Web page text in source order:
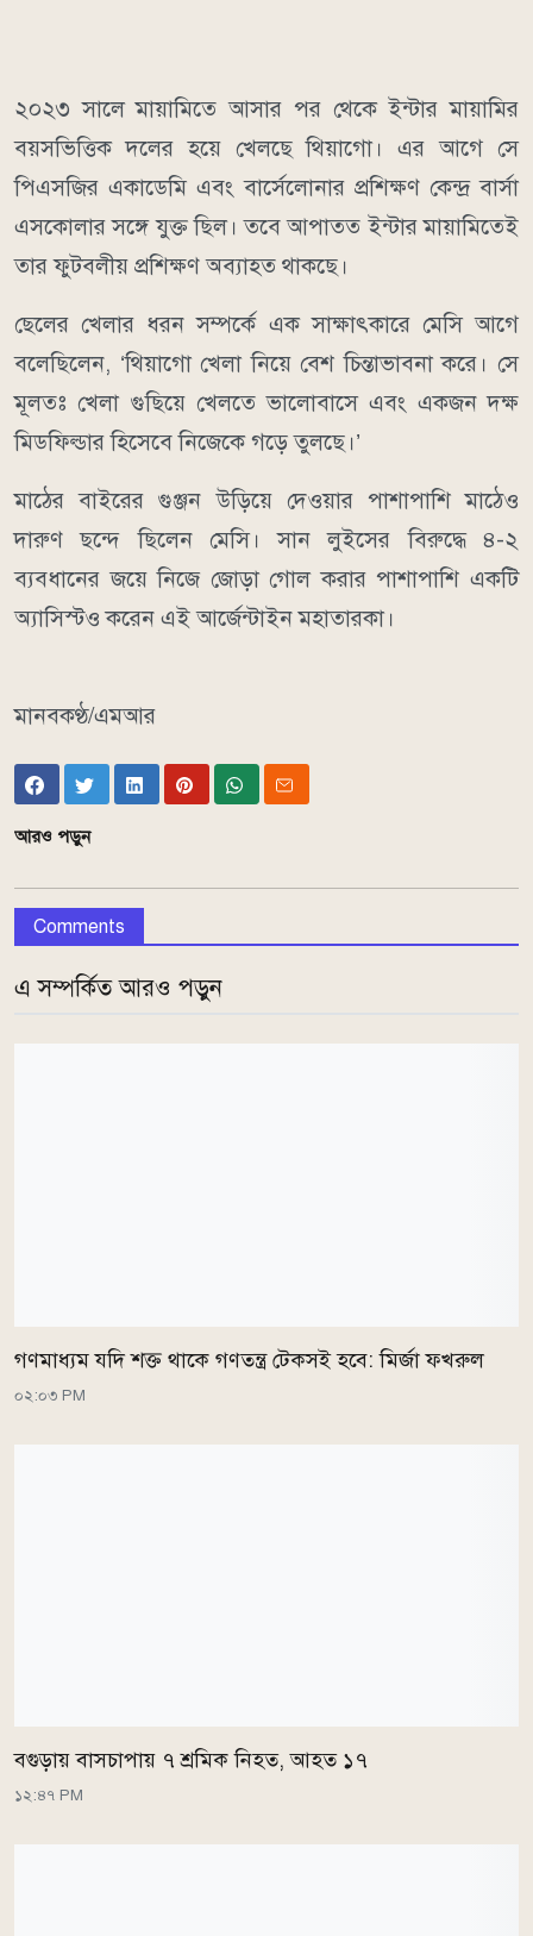
২০২৩ সালে মায়ামিতে আসার পর থেকে ইন্টার মায়ামির
বয়সভিত্তিক দলের হয়ে খেলছে থিয়াগো। এর আগে সে
পিএসজির একাডেমি এবং বার্সেলোনার প্রশিক্ষণ কেন্দ্র বার্সা
এসকোলার সঙ্গে যুক্ত ছিল। তবে আপাতত ইন্টার মায়ামিতেই
তার ফুটবলীয় প্রশিক্ষণ অব্যাহত থাকছে।
ছেলের খেলার ধরন সম্পর্কে এক সাক্ষাৎকারে মেসি আগে
বলেছিলেন, ‘থিয়াগো খেলা নিয়ে বেশ চিন্তাভাবনা করে। সে
মূলতঃ খেলা গুছিয়ে খেলতে ভালোবাসে এবং একজন দক্ষ
মিডফিল্ডার হিসেবে নিজেকে গড়ে তুলছে।’
মাঠের বাইরের গুঞ্জন উড়িয়ে দেওয়ার পাশাপাশি মাঠেও
দারুণ ছন্দে ছিলেন মেসি। সান লুইসের বিরুদ্ধে ৪-২
ব্যবধানের জয়ে নিজে জোড়া গোল করার পাশাপাশি একটি
অ্যাসিস্টও করেন এই আর্জেন্টাইন মহাতারকা।
মানবকণ্ঠ/এমআর
আরও পড়ুন
Comments
এ সম্পর্কিত আরও পড়ুন
গণমাধ্যম যদি শক্ত থাকে গণতন্ত্র টেকসই হবে: মির্জা ফখরুল
০২:০৩ PM
বগুড়ায় বাসচাপায় ৭ শ্রমিক নিহত, আহত ১৭
১২:৪৭ PM